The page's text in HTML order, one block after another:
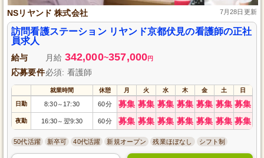
NSリヤンド 株式会社 7月28日更新
訪問看護ステーション リヤンド京都伏見の看護師の正社
員求人
給与 月給 342,000~357,000円
応募要件必須: 看護師
就業時間 休憩 月 火 水 木 金 土 日
日勤 8:30～ 17:30 60分 募集 募集 募集 募集 募集 募集 募集
夜勤 16:30～ 翌9:30 60分 募集 募集 募集 募集 募集 募集 募集
50代活躍 新卒可 40代活躍 新規オープン 残業ほぼなし シフト制